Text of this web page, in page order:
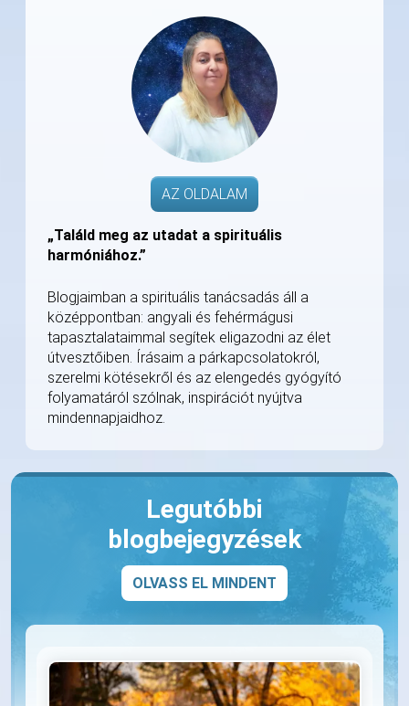
AZ OLDALAM
„Találd meg az utadat a spirituális
harmóniához.”
Blogjaimban a spirituális tanácsadás áll a
középpontban: angyali és fehérmágusi
tapasztalataimmal segítek eligazodni az élet
útvesztőiben. Írásaim a párkapcsolatokról,
szerelmi kötésekről és az elengedés gyógyító
folyamatáról szólnak, inspirációt nyújtva
mindennapjaidhoz.
Legutóbbi
blogbejegyzések
OLVASS EL MINDENT